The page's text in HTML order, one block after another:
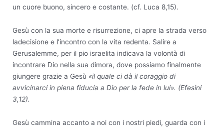
un cuore buono, sincero e costante. (cf. Luca 8,15).
Gesù con la sua morte e risurrezione, ci apre la strada verso
ladecisione e l’incontro con la vita redenta. Salire a
Gerusalemme, per il pio israelita indicava la volontà di
incontrare Dio nella sua dimora, dove possiamo finalmente
giungere grazie a Gesù «il quale ci dà il coraggio di
avvicinarci in piena fiducia a Dio per la fede in lui». (Efesini
3,12).
Gesù cammina accanto a noi con i nostri piedi, guarda con i